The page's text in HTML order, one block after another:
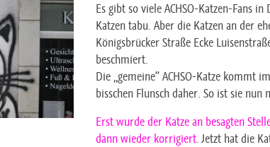
Es gibt so viele ACHSO-Katzen-Fans
Katzen tabu. Aber die Katzen an der
Königsbrücker Straße Ecke
beschmiert.
Die „gemeine” ACHSO-Katze kommt
bisschen Flunsch daher. So ist sie nun
Erst wurde der Katze an besagten
dann wieder korrigiert.Jetzt hat die